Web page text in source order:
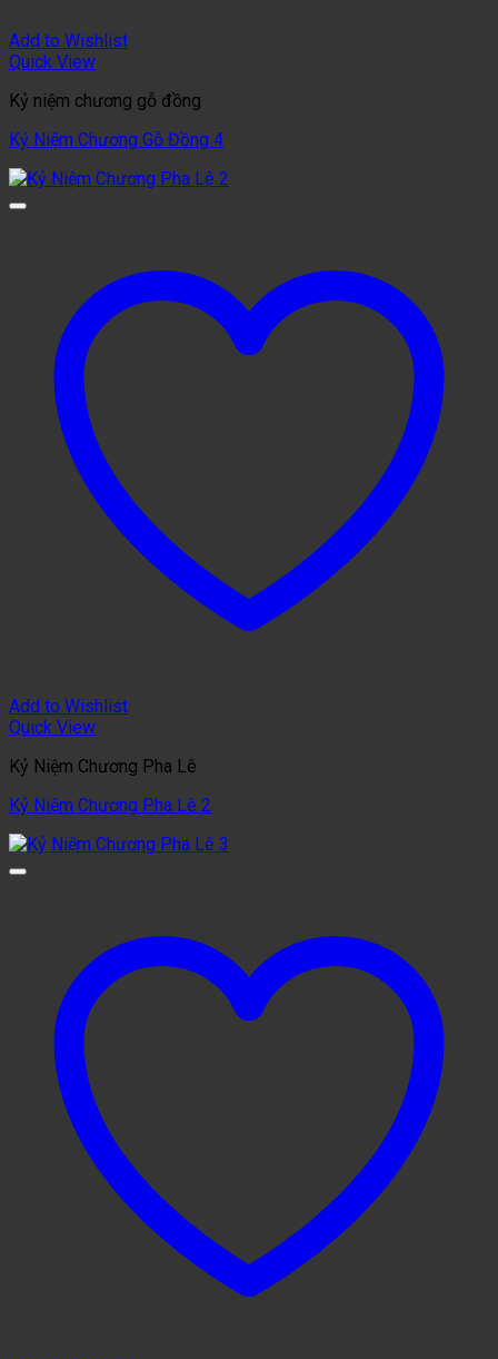
Add to Wishlist
Quick View
Kỷ niệm chương gỗ đồng
Kỷ Niệm Chương Gỗ Đồng 4
Add to Wishlist
Quick View
Kỷ Niệm Chương Pha Lê
Kỷ Niệm Chương Pha Lê 2